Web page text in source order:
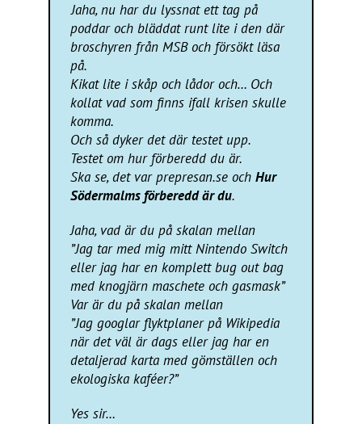
Jaha, nu har du lyssnat ett tag på
poddar och bläddat runt lite i den där
broschyren från MSB och försökt läsa
på.
Kikat lite i skåp och lådor och… Och
kollat vad som finns ifall krisen skulle
komma.
Och så dyker det där testet upp.
Testet om hur förberedd du är.
Ska se, det var prepresan.se och Hur
Södermalms förberedd är du.
Jaha, vad är du på skalan mellan
”Jag tar med mig mitt Nintendo Switch
eller jag har en komplett bug out bag
med knogjärn maschete och gasmask”
Var är du på skalan mellan
”Jag googlar flyktplaner på Wikipedia
när det väl är dags eller jag har en
detaljerad karta med gömställen och
ekologiska kaféer?”
Yes sir…